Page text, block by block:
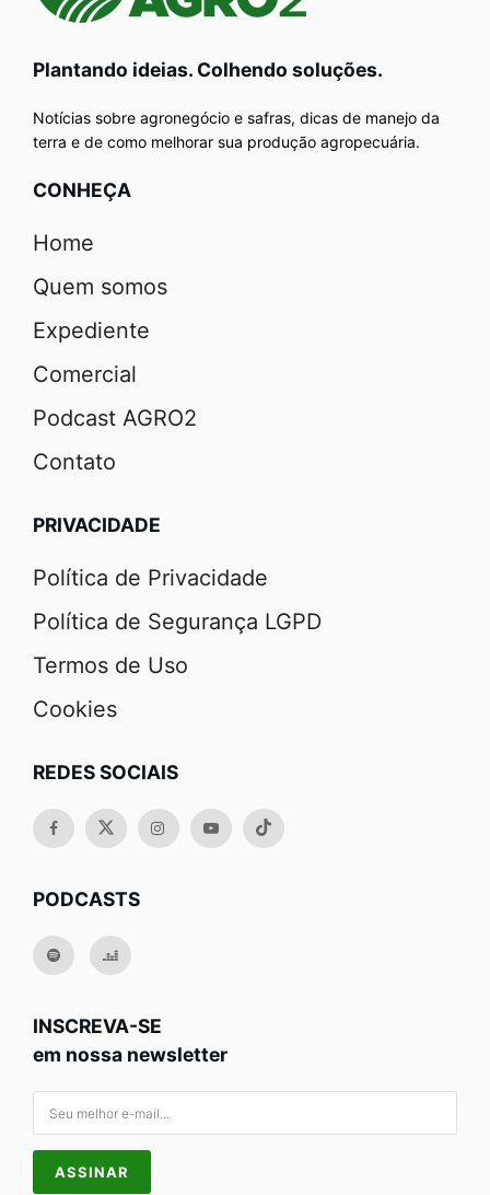
Plantando ideias. Colhendo soluções.
Notícias sobre agronegócio e safras, dicas de manejo da
terra e de como melhorar sua produção agropecuária.
CONHEÇA
Home
Quem somos
Expediente
Comercial
Podcast AGRO2
Contato
PRIVACIDADE
Política de Privacidade
Política de Segurança LGPD
Termos de Uso
Cookies
REDES SOCIAIS
PODCASTS
INSCREVA-SE
em nossa newsletter